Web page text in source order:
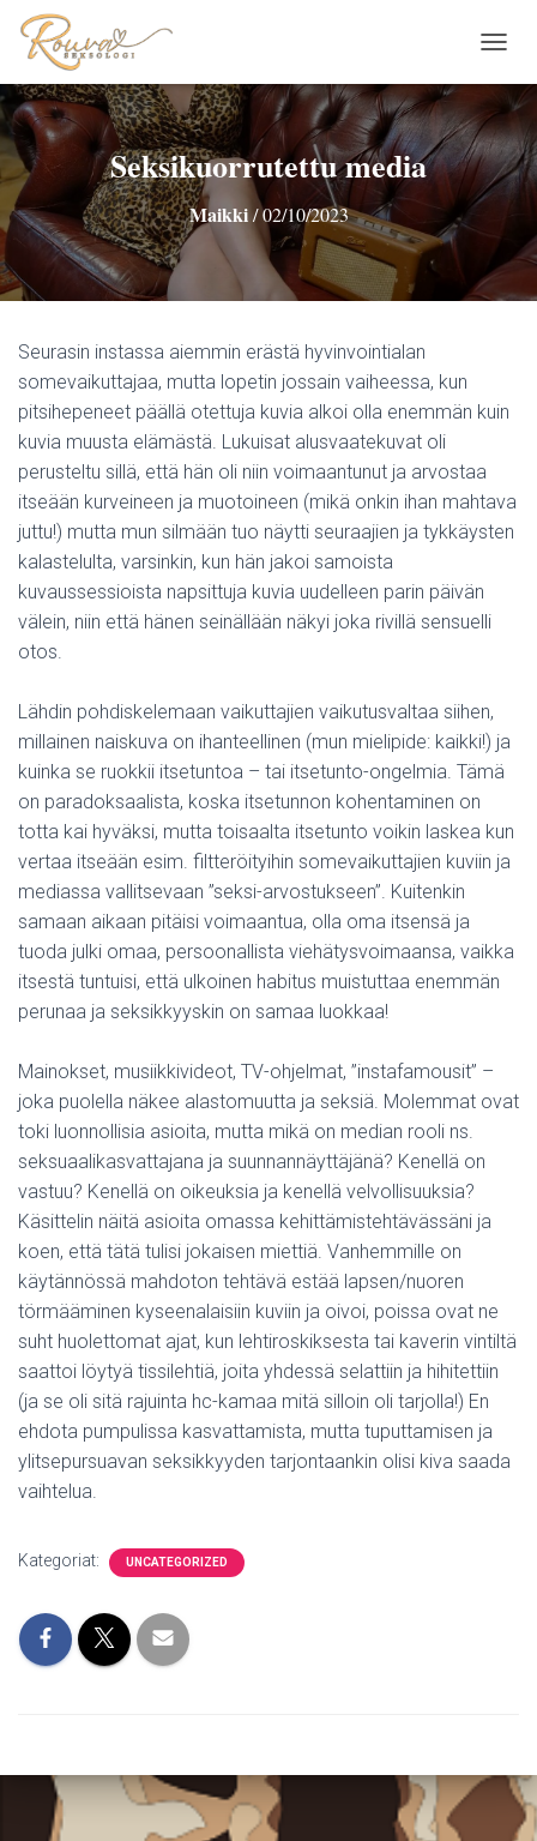
A
I
G
O
T
I
E
Seksikuorrutettu media
Maikki/02/10/2023
Seurasin instassa aiemmin erästä hyvinvointialan
somevaikuttajaa, mutta lopetin jossain vaiheessa, kun
pitsihepeneet päällä otettuja kuvia alkoi olla enemmän kuin
kuvia muusta elämästä. Lukuisat alusvaatekuvat oli
perusteltu sillä, että hän oli niin voimaantunut ja arvostaa
itseään kurveineen ja muotoineen (mikä onkin ihan mahtava
juttu!) mutta mun silmään tuo näytti seuraajien ja tykkäysten
kalastelulta, varsinkin, kun hän jakoi samoista
kuvaussessioista napsittuja kuvia uudelleen parin päivän
välein, niin että hänen seinällään näkyi joka rivillä sensuelli
otos.
Lähdin pohdiskelemaan vaikuttajien vaikutusvaltaa siihen,
millainen naiskuva on ihanteellinen (mun mielipide: kaikki!) ja
kuinka se ruokkii itsetuntoa – tai itsetunto-ongelmia. Tämä
on paradoksaalista, koska itsetunnon kohentaminen on
totta kai hyväksi, mutta toisaalta itsetunto voikin laskea kun
vertaa itseään esim. filtteröityihin somevaikuttajien kuviin ja
mediassa vallitsevaan ”seksi-arvostukseen”. Kuitenkin
samaan aikaan pitäisi voimaantua, olla oma itsensä ja
tuoda julki omaa, persoonallista viehätysvoimaansa, vaikka
itsestä tuntuisi, että ulkoinen habitus muistuttaa enemmän
perunaa ja seksikkyyskin on samaa luokkaa!
Mainokset, musiikkivideot, TV-ohjelmat, ”instafamousit” –
joka puolella näkee alastomuutta ja seksiä. Molemmat ovat
toki luonnollisia asioita, mutta mikä on median rooli ns.
seksuaalikasvattajana ja suunnannäyttäjänä? Kenellä on
vastuu? Kenellä on oikeuksia ja kenellä velvollisuuksia?
Käsittelin näitä asioita omassa kehittämistehtävässäni ja
koen, että tätä tulisi jokaisen miettiä. Vanhemmille on
käytännössä mahdoton tehtävä estää lapsen/nuoren
törmääminen kyseenalaisiin kuviin ja oivoi, poissa ovat ne
suht huolettomat ajat, kun lehtiroskiksesta tai kaverin vintiltä
saattoi löytyä tissilehtiä, joita yhdessä selattiin ja hihitettiin
(ja se oli sitä rajuinta hc-kamaa mitä silloin oli tarjolla!) En
ehdota pumpulissa kasvattamista, mutta tuputtamisen ja
ylitsepursuavan seksikkyyden tarjontaankin olisi kiva saada
vaihtelua.
Kategoriat: UNCATEGORIZED